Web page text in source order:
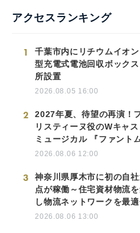
アクセスランキング
1
千葉市内にリチウムイオ
型充電式電池回収ボック
所設置
2026.08.05 16:00
2
2027年夏、待望の再演！
リスティーヌ役のWキャス
ミュージカル 『ファントム
2026.08.06 12:00
3
神奈川県厚木市に初の自
点が稼働～住宅資材物流
し物流ネットワークを最適
2026.08.06 13:00